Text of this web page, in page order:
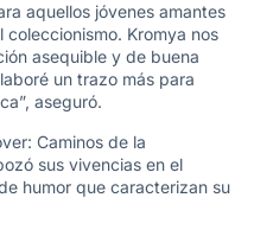
aquellos jóvenes amantes
Kromya nos
asequible y de buena
un trazo más para
aseguró.
Caminos de la
sus vivencias en el
humor que caracterizan su